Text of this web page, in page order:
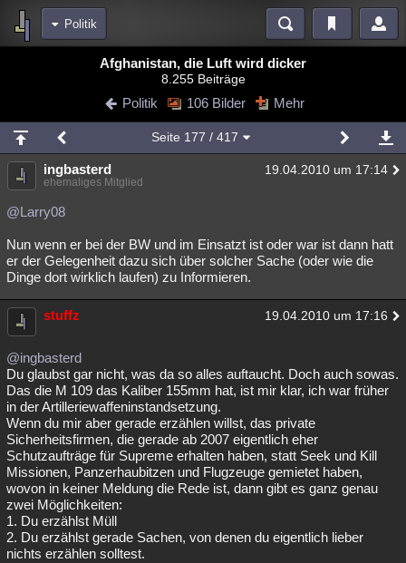
Politik
Blogs Videos
Chat Wiki Neuigkeiten
meine Rubriken
Menschen Wissenschaft Mystery Kriminalfälle
Spiritualität
Natur Umfragen Unterhaltung
weitere Rubriken
Philosophie Träume Orte Esoterik Literatur
Astronomie
Musik Clash Verbesserungen Allmystery English
Übersichten
Besucht Teilgenommen Alle Neue Geschlossen
Lesenswert Schlüsselwörter
Afghanistan, die Luft wird dicker
8.255 Beiträge
Politik 106 Bilder Mehr
Seite 177 / 417
ingbasterd 19.04.2010 um 17:14
ehemaliges Mitglied
@Larry08
Nun wenn er bei der BW und im Einsatzt ist oder war ist dann hatt
er der Gelegenheit dazu sich über solcher Sache (oder wie die
Dinge dort wirklich laufen) zu Informieren.
stuffz 19.04.2010 um 17:16
@ingbasterd
Du glaubst gar nicht, was da so alles auftaucht. Doch auch sowas.
Das die M 109 das Kaliber 155mm hat, ist mir klar, ich war früher
in der Artilleriewaffeninstandsetzung.
Wenn du mir aber gerade erzählen willst, das private
Sicherheitsfirmen, die gerade ab 2007 eigentlich eher
Schutzaufträge für Supreme erhalten haben, statt Seek und Kill
Missionen, Panzerhaubitzen und Flugzeuge gemietet haben,
wovon in keiner Meldung die Rede ist, dann gibt es ganz genau
zwei Möglichkeiten:
1. Du erzählst Müll
2. Du erzählst gerade Sachen, von denen du eigentlich lieber
nichts erzählen solltest.